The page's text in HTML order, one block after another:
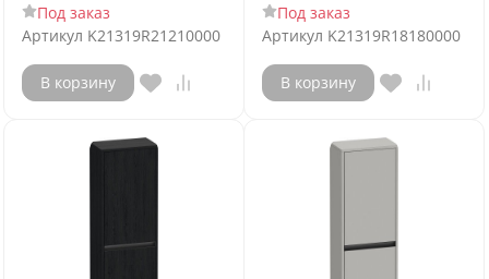
Под заказ
Артикул K21319R21210000
В корзину
Под заказ
Артикул K21319R18180000
В корзину